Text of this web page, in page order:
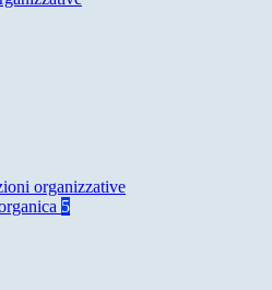
organizzative
5